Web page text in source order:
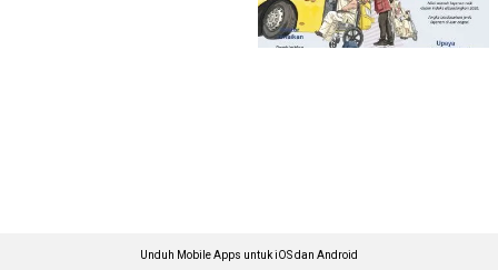
Unduh Mobile Apps untuk iOS dan Android